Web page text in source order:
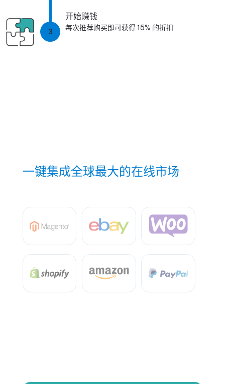
3
开始赚钱
每次推荐购买即可获得 15% 的折扣
一键集成全球最大的在线市场